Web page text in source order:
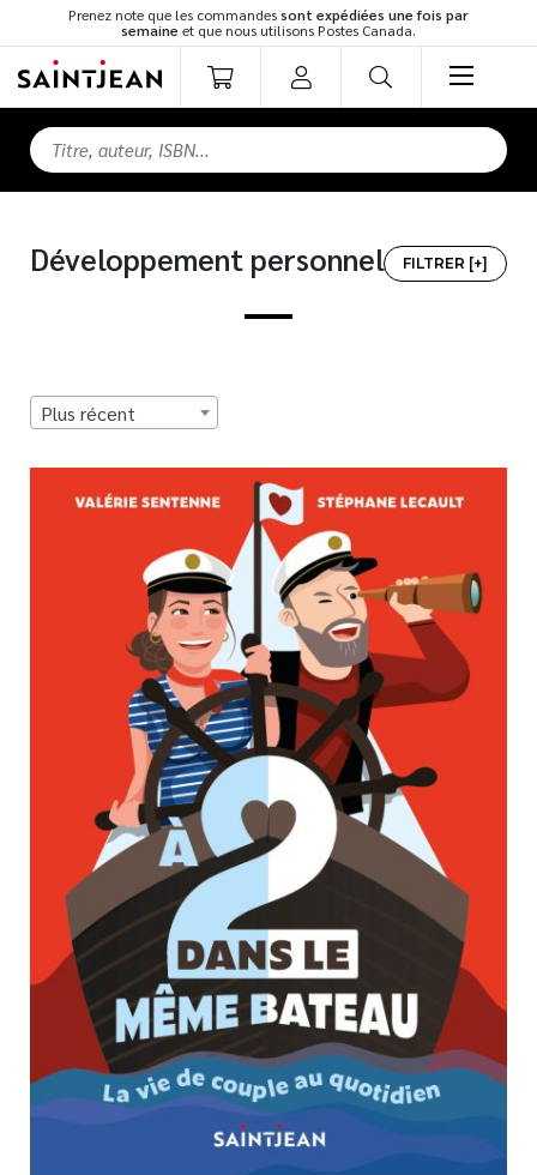
Prenez note que les commandessont expédiées une fois par
semaine et que nous utilisons Postes Canada.
LIVRES
Romans
Développement personnel
Culture générale
Témoignages
Vie pratique
Finances
Livres audio
Meilleurs vendeurs
Page vedette
À PROPOS
CONTACT
Développement personnel FILTRER [+]
NOUVEAUTÉS
NUMÉRIQUE
LIVRES AUDIO
ARTS CRÉATIFS ET LOISIRS
BEAUX-LIVRES
BIOGRAPHIES
CUISINE
CULTURE GÉNÉRALE
DÉVELOPPEMENT PERSONNEL
ÉSOTÉRISME
FAMILLE
Plus récent